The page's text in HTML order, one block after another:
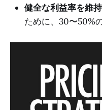
健全な利益率を維
ために、30〜50%